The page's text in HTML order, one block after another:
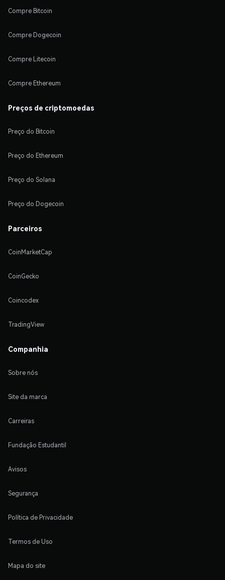
Compre Bitcoin
Compre Dogecoin
Compre Litecoin
Compre Ethereum
Preços de criptomoedas
Preço do Bitcoin
Preço do Ethereum
Preço do Solana
Preço do Dogecoin
Parceiros
CoinMarketCap
CoinGecko
Coincodex
TradingView
Companhia
Sobre nós
Site da marca
Carreiras
Fundação Estudantil
Avisos
Segurança
Política de Privacidade
Termos de Uso
Mapa do site